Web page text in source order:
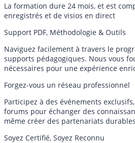
La formation dure 24 mois, et est
enregistrés et de visios en direct
Support PDF, Méthodologie & Outils
Naviguez facilement à travers le
supports pédagogiques. Nous vous
nécessaires pour une expérience
Forgez-vous un réseau professionnel
Participez à des événements
forums pour échanger des
même créer des partenariats
Soyez Certifié, Soyez Reconnu